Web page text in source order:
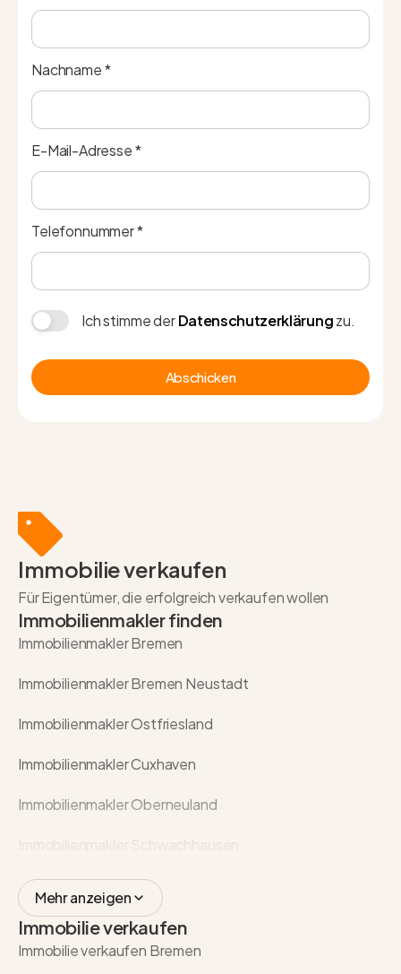
Nachname *
E-Mail-Adresse *
Telefonnummer *
Ich stimme derDatenschutzerklärungzu.
Abschicken
Immobilie verkaufen
Für Eigentümer, die erfolgreich verkaufen wollen
Immobilienmakler finden
Immobilienmakler Bremen
Immobilienmakler Bremen Neustadt
Immobilienmakler Ostfriesland
Immobilienmakler Cuxhaven
Immobilienmakler Oberneuland
Mehr anzeigen
Immobilie verkaufen
Immobilie verkaufen Bremen